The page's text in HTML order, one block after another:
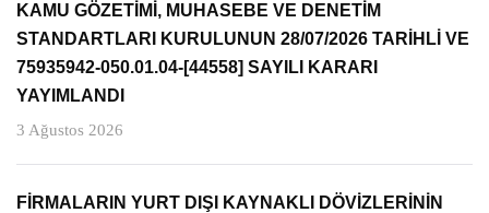
KAMU GÖZETİMİ, MUHASEBE VE DENETİM
STANDARTLARI KURULUNUN 28/07/2026 TARİHLİ VE
75935942-050.01.04-[44558] SAYILI KARARI
YAYIMLANDI
3 Ağustos 2026
FİRMALARIN YURT DIŞI KAYNAKLI DÖVİZLERİNİN